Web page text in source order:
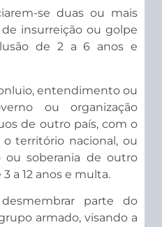
se duas ou mais
de insurreição ou golpe
de 2 a 6 anos e
entendimento ou
ou organização
de outro país, com o
território nacional, ou
soberania de outro
a 12 anos e multa.
parte do
armado, visando a